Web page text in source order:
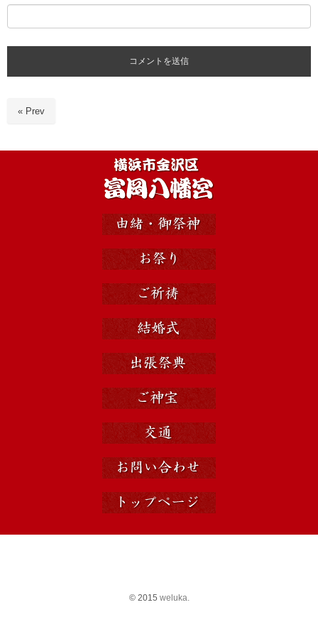
« Prev
© 2015 weluka.